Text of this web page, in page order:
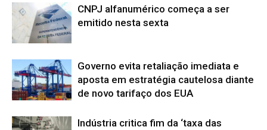
CNPJ alfanumérico começa a ser
emitido nesta sexta
Governo evita retaliação imediata e
aposta em estratégia cautelosa diante
de novo tarifaço dos EUA
Indústria critica fim da ‘taxa das